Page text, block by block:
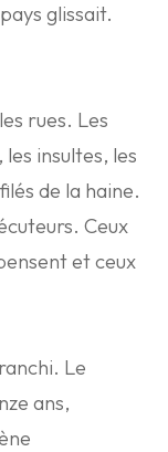
glissait.
rues. Les
insultes, les
de la haine.
Ceux
et ceux
Le
ans,